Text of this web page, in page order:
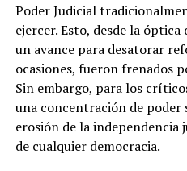
Poder Judicial
ejercer. Esto, desde la
un avance para desatorar
ocasiones, fueron frenados
Sin embargo, para los
una concentración de poder
erosión de la
de cualquier democracia.